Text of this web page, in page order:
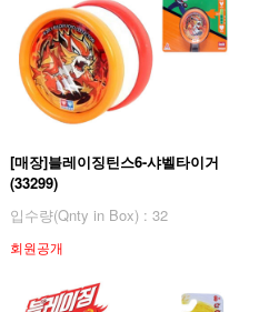
[매장]블레이징틴스6-샤벨타이거
(33299)
입수량(Qnty in Box) : 32
회원공개